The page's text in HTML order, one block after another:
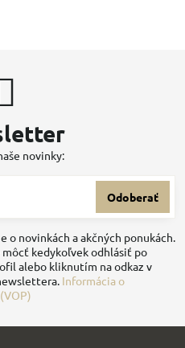
novinky:
Odoberať
o novinkách a akčných ponukách.
kedykoľvek odhlásiť po
alebo kliknutím na odkaz v
Informácia o